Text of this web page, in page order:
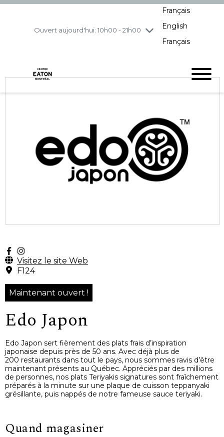
Ouvert aujourd'hui: 10h00 - 21h00
vendredi8/7
10h00 - 21h00
Français
English
Français
Visitez le site Web
F124
Maintenant ouvert !
Edo Japon
Edo Japon sert fièrement des plats frais d’inspiration
japonaise depuis près de 50 ans. Avec déjà plus de
200 restaurants dans tout le pays, nous sommes ravis d’être
maintenant présents au Québec. Appréciés par des millions
de personnes, nos plats Teriyakis signatures sont fraîchement
préparés à la minute sur une plaque de cuisson teppanyaki
grésillante, puis nappés de notre fameuse sauce teriyaki.
Quand magasiner